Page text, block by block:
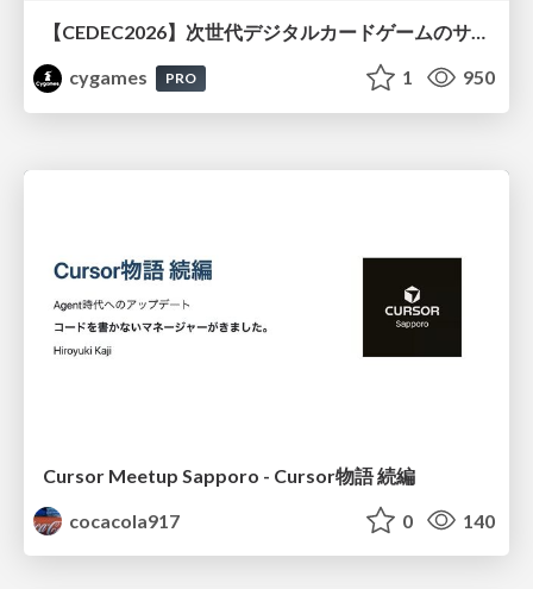
【CEDEC2026】次世代デジタルカードゲームのサーバー設計と運用 〜『Shadowverse: Worlds Beyond』の舞台裏～
cygames
PRO 1 950
Cursor Meetup Sapporo - Cursor物語 続編
cocacola917
0 140